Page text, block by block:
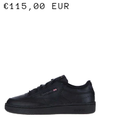
Normaler
€115,00 EUR